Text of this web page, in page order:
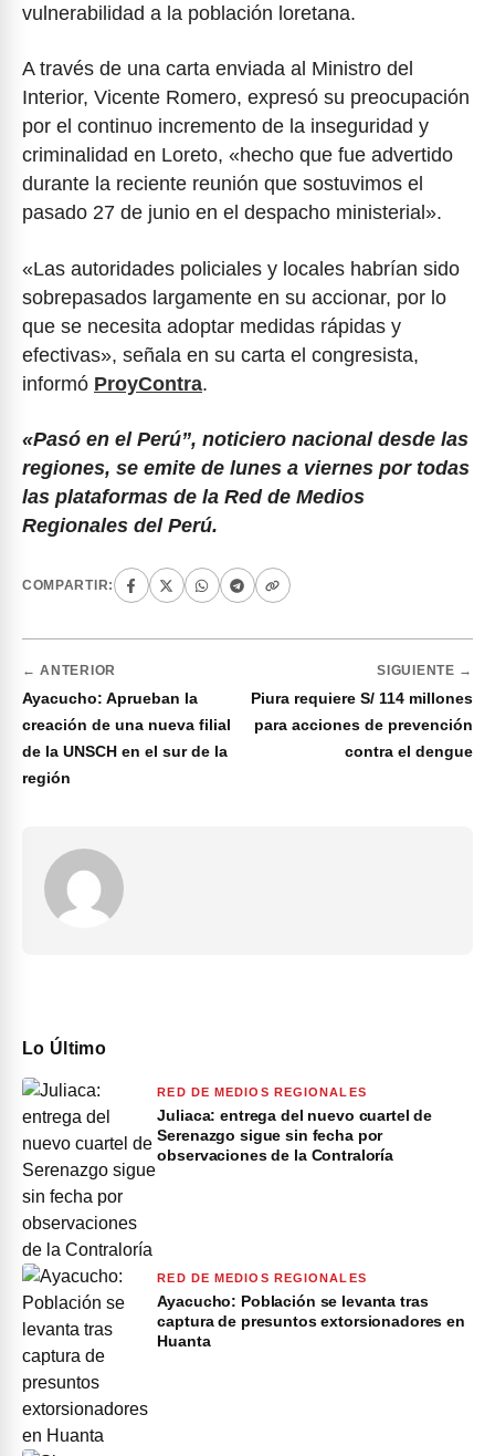
vulnerabilidad a la población loretana.
A través de una carta enviada al Ministro del
Interior, Vicente Romero, expresó su preocupación
por el continuo incremento de la inseguridad y
criminalidad en Loreto, «hecho que fue advertido
durante la reciente reunión que sostuvimos el
pasado 27 de junio en el despacho ministerial».
«Las autoridades policiales y locales habrían sido
sobrepasados largamente en su accionar, por lo
que se necesita adoptar medidas rápidas y
efectivas», señala en su carta el congresista,
informó ProyContra.
«Pasó en el Perú”, noticiero nacional desde las
regiones, se emite de lunes a viernes por todas
las plataformas de la Red de Medios
Regionales del Perú.
COMPARTIR:
← ANTERIOR
Ayacucho: Aprueban la
creación de una nueva filial
de la UNSCH en el sur de la
región
SIGUIENTE →
Piura requiere S/ 114 millones
para acciones de prevención
contra el dengue
Lo Último
RED DE MEDIOS REGIONALES
Juliaca: entrega del nuevo cuartel de
Serenazgo sigue sin fecha por
observaciones de la Contraloría
RED DE MEDIOS REGIONALES
Ayacucho: Población se levanta tras
captura de presuntos extorsionadores en
Huanta